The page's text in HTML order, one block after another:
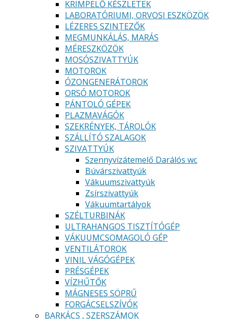
KRIMPELŐ KÉSZLETEK
LABORATÓRIUMI, ORVOSI ESZKÖZÖK
LÉZERES SZINTEZŐK
MEGMUNKÁLÁS, MARÁS
MÉRESZKÖZÖK
MOSÓSZIVATTYÚK
MOTOROK
ÓZONGENERÁTOROK
ORSÓ MOTOROK
PÁNTOLÓ GÉPEK
PLAZMAVÁGÓK
SZEKRÉNYEK, TÁROLÓK
SZÁLLÍTÓ SZALAGOK
SZIVATTYÚK
Szennyvízátemelő Darálós wc
Búvárszivattyúk
Vákuumszivattyúk
Zsírszivattyúk
Vákuumtartályok
SZÉLTURBINÁK
ULTRAHANGOS TISZTÍTÓGÉP
VÁKUUMCSOMAGOLÓ GÉP
VENTILÁTOROK
VINIL VÁGÓGÉPEK
PRÉSGÉPEK
VÍZHŰTŐK
MÁGNESES SÖPRŰ
FORGÁCSELSZÍVÓK
BARKÁCS , SZERSZÁMOK